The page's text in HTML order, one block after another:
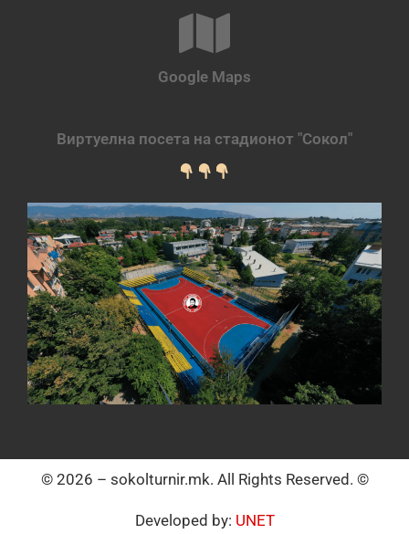
Google Maps
Виртуелна посета на стадионот "Сокол"
© 2026 – sokolturnir.mk. All Rights Reserved. ©
Developed by: UNET